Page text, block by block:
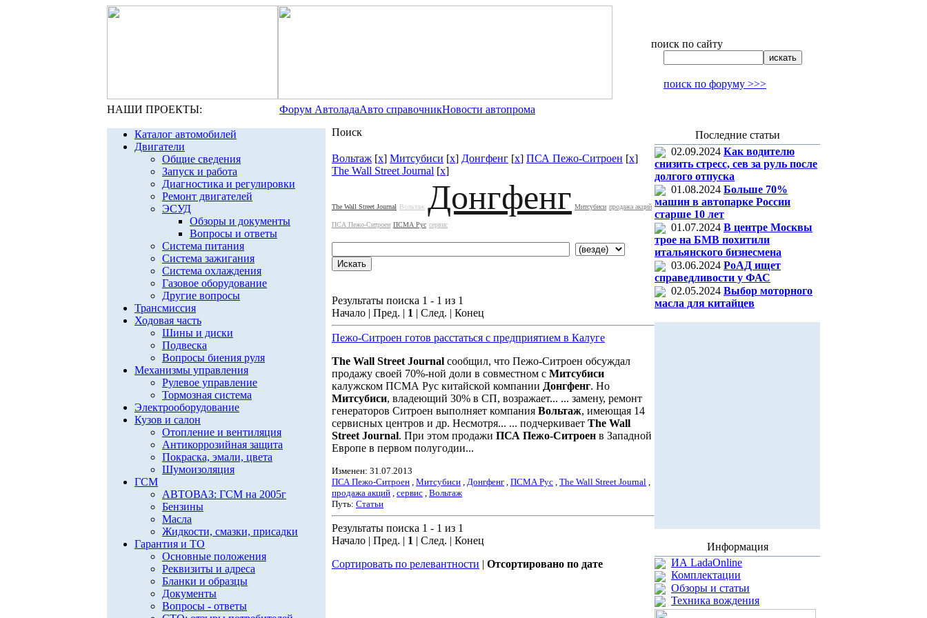
поиск по сайту
поиск по форуму >>>
НАШИ ПРОЕКТЫ: Форум АвтоладаАвто справочникНовости автопрома
Каталог автомобилей
Двигатели
Общие сведения
Запуск и работа
Диагностика и регулировки
Ремонт двигателей
ЭСУД
Обзоры и документы
Вопросы и ответы
Система питания
Система зажигания
Система охлаждения
Газовое оборудование
Другие вопросы
Трансмиссия
Ходовая часть
Шины и диски
Подвеска
Вопросы биения руля
Механизмы управления
Рулевое управление
Тормозная система
Электрооборудование
Кузов и салон
Отопление и вентиляция
Антикоррозийная защита
Покраска, эмали, цвета
Шумоизоляция
ГСМ
АВТОВАЗ: ГСМ на 2005г
Бензины
Масла
Жидкости, смазки, присадки
Гарантия и ТО
Основные положения
Реквизиты и адреса
Бланки и образцы
Документы
Вопросы - ответы
Поиск
Вольтаж [x] Митсубиси [x] Донгфенг [x] ПСА Пежо-Ситроен [x]
The Wall Street Journal [x]
The Wall Street Journal Вольтаж Донгфенг Митсубиси продажа акций
ПСА Пежо-Ситроен ПСМА Рус сервис
Результаты поиска 1 - 1 из 1
Начало | Пред. | 1 | След. | Конец
Пежо-Ситроен готов расстаться с предприятием в Калуге
The Wall Street Journal сообщил, что Пежо-Ситроен обсуждал
продажу своей 70%-ной доли в совместном с Митсубиси
калужском ПСМА Рус китайской компании Донгфенг. Но
Митсубиси, владеющий 30% в СП, возражает... ... замену, ремонт
генераторов Ситроен выполняет компания Вольтаж, имеющая 14
сервисных центров и др. Несмотря... ... подчеркивает The Wall
Street Journal. При этом продажи ПСА Пежо-Ситроен в Западной
Европе в первом полугодии...
Изменен: 31.07.2013
ПСА Пежо-Ситроен , Митсубиси , Донгфенг , ПСМА Рус , The Wall Street Journal ,
продажа акций , сервис , Вольтаж
Путь: Статьи
Результаты поиска 1 - 1 из 1
Начало | Пред. | 1 | След. | Конец
Сортировать по релевантности | Отсортировано по дате
Последние статьи
02.09.2024 Как водителю
снизить стресс, сев за руль после
долгого отпуска
01.08.2024 Больше 70%
машин в автопарке России
старше 10 лет
01.07.2024 В центре Москвы
трое на БМВ похитили
итальянского бизнесмена
03.06.2024 РоАД ищет
справедливости у ФАС
02.05.2024 Выбор моторного
масла для китайцев
Информация
ИА LadaOnline
Комплектации
Обзоры и статьи
Техника вождения